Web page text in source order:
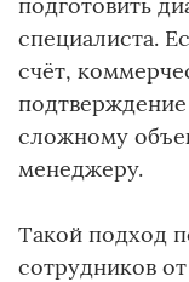
специалиста.
счёт,
сложному
менеджеру.
Такой подход
сотрудников